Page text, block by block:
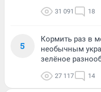
31 091 18
5
Кормить раз в
необычным
зелёное
27 117 14